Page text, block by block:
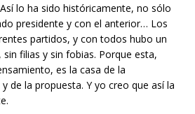
lo ha sido históricamente, no sólo
presidente y con el anterior… Los
partidos, y con todos hubo un
filias y sin fobias. Porque esta,
es la casa de la
de la propuesta. Y yo creo que así la